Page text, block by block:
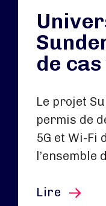
de
Le projet
permis de
5G et Wi-Fi
l’ensemble
Lire cet